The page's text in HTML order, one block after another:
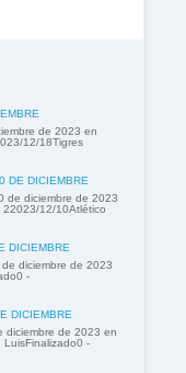
de 2023 en
12/18Tigres
DE DICIEMBRE
de diciembre de 2023
22023/12/10Atlético
DICIEMBRE
diciembre de 2023
-
DICIEMBRE
diciembre de 2023 en
-